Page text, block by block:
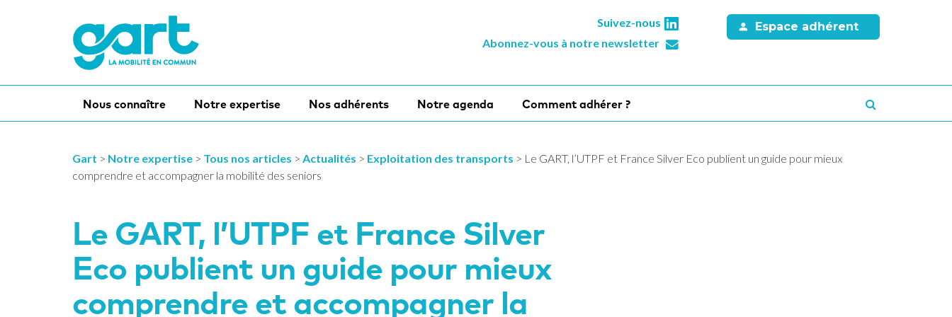
Suivez-nous
Abonnez-vous à notre newsletter
Espace adhérent
Nous connaître Notre expertise Nos adhérents Notre agenda Comment adhérer ?
Gart > Notre expertise > Tous nos articles > Actualités > Exploitation des transports > Le GART, l’UTPF et France Silver Eco publient un guide pour mieux
comprendre et accompagner la mobilité des seniors
Le GART, l’UTPF et France Silver
Eco publient un guide pour mieux
comprendre et accompagner la